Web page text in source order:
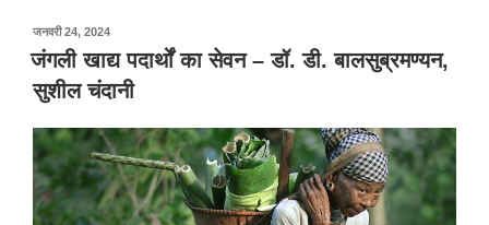
जनवरी 24, 2024पर
प्रकाशित
किया
गया
जंगली खाद्य पदार्थों का सेवन – डॉ. डी. बालसुब्रमण्यन,
सुशील चंदानी